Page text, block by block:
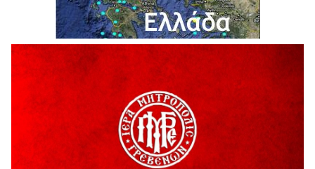
Ο ΑΝΔΡΕΑΣ ΑΣΛΑΝΙΔΗΣ ΣΥΝΕΧΙΖΕΙ ΣΤΟΝ ΠΡΩΤΕΑ
ΓΡΕΒΕΝΩΝ
5 Αυγούστου 2026
Ευχαριστήριο Εκπολιτιστικού Συλλόγου Ταξιάρχη προς κ.
Παρασχάκη Αθανάσιο
Διακοπή υδροδότησης του Α΄ κλάδου ύδρευσης
5 Αυγούστου 2026
Η Marseaux στα Γρεβενά για μια μοναδική συναυλία